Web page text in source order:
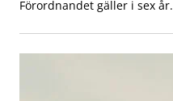
Förordnandet gäller i sex år.